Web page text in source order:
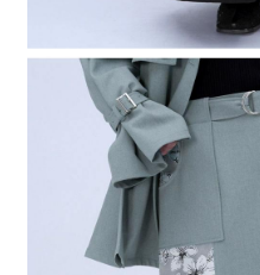
請求用戶進行身份認證。
５．嚴禁一人註冊多個帳號或使用
恩沛科技股份有限公司將有權停止